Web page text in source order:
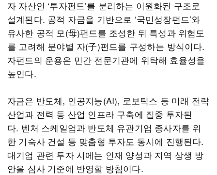
자 자산인 ‘투자펀드’를 분리하는 이원화된 구조로
설계된다. 공적 자금을 기반으로 ‘국민성장펀드’와
유사한 공적 모(母)펀드를 조성한 뒤 특성과 위험도
를 고려해 분야별 자(子)펀드를 구성하는 방식이다.
자펀드의 운용은 민간 전문기관에 위탁해 효율성을
높인다.
자금은 반도체, 인공지능(AI), 로보틱스 등 미래 전략
산업과 전력 등 산업 인프라 구축에 집중 투자된
다. 벤처 스케일업과 반도체 유관기업 종사자를 위
한 기숙사 건설 등 맞춤형 투자도 동시에 진행된다.
대기업 관련 투자 시에는 인재 양성과 지역 상생 방
안을 심사 기준에 반영할 방침이다.